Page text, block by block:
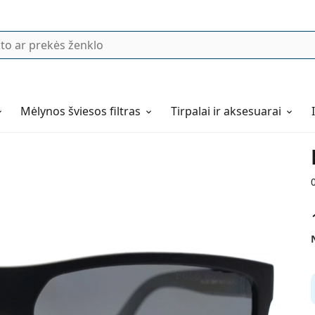
Mėlynos šviesos filtras Tirpalai ir aksesuarai